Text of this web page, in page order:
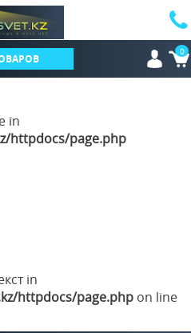
in
httpdocs/page.php
0
in
httpdocs/page.phpon line